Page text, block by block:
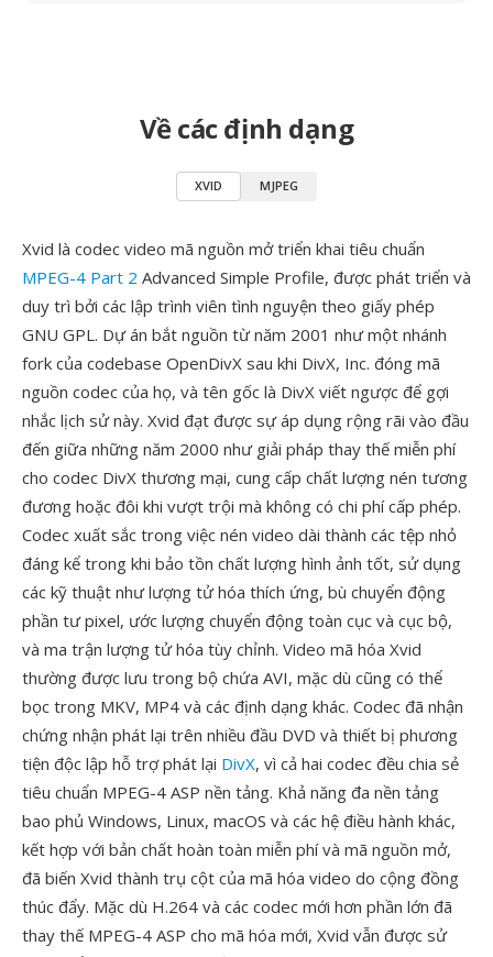
Về các định dạng
XVID MJPEG
Xvid là codec video mã nguồn mở triển khai tiêu chuẩn
MPEG-4 Part 2 Advanced Simple Profile, được phát triển và
duy trì bởi các lập trình viên tình nguyện theo giấy phép
GNU GPL. Dự án bắt nguồn từ năm 2001 như một nhánh
fork của codebase OpenDivX sau khi DivX, Inc. đóng mã
nguồn codec của họ, và tên gốc là DivX viết ngược để gợi
nhắc lịch sử này. Xvid đạt được sự áp dụng rộng rãi vào đầu
đến giữa những năm 2000 như giải pháp thay thế miễn phí
cho codec DivX thương mại, cung cấp chất lượng nén tương
đương hoặc đôi khi vượt trội mà không có chi phí cấp phép.
Codec xuất sắc trong việc nén video dài thành các tệp nhỏ
đáng kể trong khi bảo tồn chất lượng hình ảnh tốt, sử dụng
các kỹ thuật như lượng tử hóa thích ứng, bù chuyển động
phần tư pixel, ước lượng chuyển động toàn cục và cục bộ,
và ma trận lượng tử hóa tùy chỉnh. Video mã hóa Xvid
thường được lưu trong bộ chứa AVI, mặc dù cũng có thể
bọc trong MKV, MP4 và các định dạng khác. Codec đã nhận
chứng nhận phát lại trên nhiều đầu DVD và thiết bị phương
tiện độc lập hỗ trợ phát lại DivX, vì cả hai codec đều chia sẻ
tiêu chuẩn MPEG-4 ASP nền tảng. Khả năng đa nền tảng
bao phủ Windows, Linux, macOS và các hệ điều hành khác,
kết hợp với bản chất hoàn toàn miễn phí và mã nguồn mở,
đã biến Xvid thành trụ cột của mã hóa video do cộng đồng
thúc đẩy. Mặc dù H.264 và các codec mới hơn phần lớn đã
thay thế MPEG-4 ASP cho mã hóa mới, Xvid vẫn được sử